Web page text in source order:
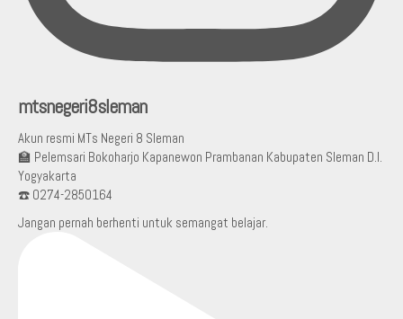
mtsnegeri8sleman
Akun resmi MTs Negeri 8 Sleman
🏫 Pelemsari Bokoharjo Kapanewon Prambanan Kabupaten Sleman D.I.
Yogyakarta
☎️ 0274-2850164
Jangan pernah berhenti untuk semangat belajar.